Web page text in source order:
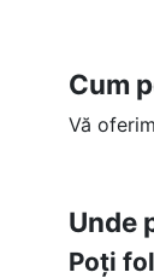
Cum
Vă
Unde
Poți